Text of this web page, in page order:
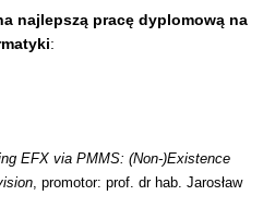
najlepszą pracę dyplomową na
:
EFX via PMMS: (Non-)Existence
, promotor: prof. dr hab. Jarosław